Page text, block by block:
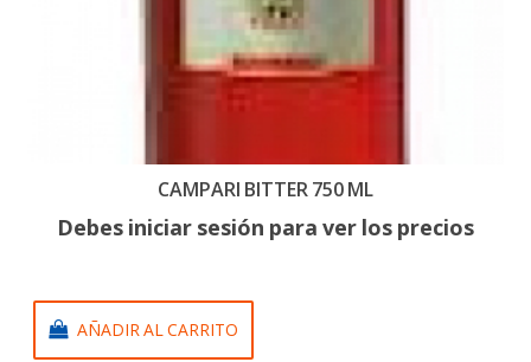
CAMPARI BITTER 750 ML
Debes iniciar sesión para ver los precios
AÑADIR AL CARRITO